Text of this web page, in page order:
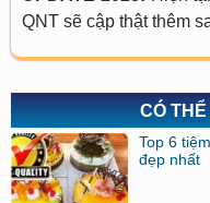
QNT sẽ cập thật thêm
CÓ
Top 6
đẹp nhất